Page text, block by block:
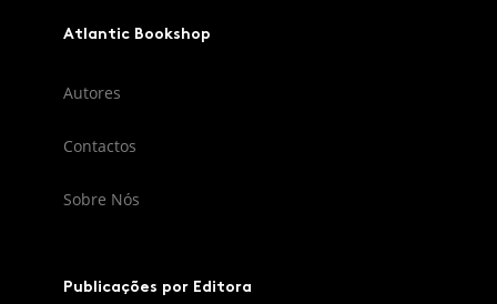
Atlantic Bookshop
Autores
Contactos
Sobre Nós
Publicações por Editora